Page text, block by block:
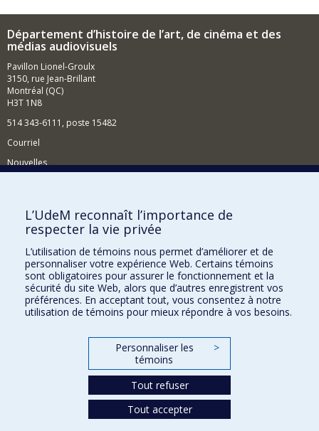
Département d’histoire de l’art, de cinéma et des
médias audiovisuels
Pavillon Lionel-Groulx
3150, rue Jean-Brillant
Montréal (QC)
H3T 1N8
514 343-6111, poste 15482
Courriel
Nouvelles
Comment soutenir le Département?
BESOIN D'AIDE?
Plan du site
Signaler une erreur
Accessibilité
FACULTÉ DES ARTS ET DES SCIENCES
Nos départements et écoles
L’UdeM reconnaît l’importance de
respecter la vie privée
L’utilisation de témoins nous permet d’améliorer et de
personnaliser votre expérience Web. Certains témoins
sont obligatoires pour assurer le fonctionnement et la
sécurité du site Web, alors que d’autres enregistrent vos
préférences. En acceptant tout, vous consentez à notre
utilisation de témoins pour mieux répondre à vos besoins.
Personnaliser les
témoins
>
Tout refuser
Tout accepter